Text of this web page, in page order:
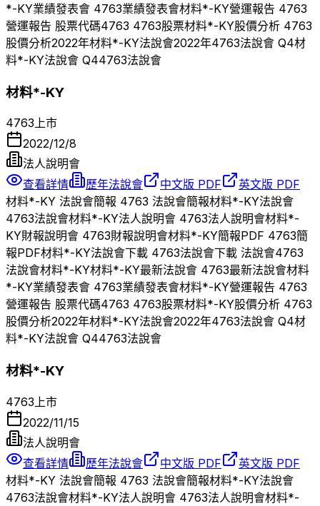
*-KY業績發表會 4763業績發表會材料*-KY營運報告 4763
營運報告 股票代碼4763 4763股票材料*-KY股價分析 4763
股價分析2022年材料*-KY法說會2022年4763法說會 Q4材
料*-KY法說會 Q44763法說會
材料*-KY
4763上市
2022/12/8
法人說明會
查看詳情
歷年法說會 中文版 PDF
英文版 PDF
材料*-KY 法說會簡報 4763 法說會簡報材料*-KY法說會
4763法說會材料*-KY法人說明會 4763法人說明會材料*-
KY財報說明會 4763財報說明會材料*-KY簡報PDF 4763簡
報PDF材料*-KY法說會下載 4763法說會下載 法說會4763
法說會材料*-KY材料*-KY最新法說會 4763最新法說會材料
*-KY業績發表會 4763業績發表會材料*-KY營運報告 4763
營運報告 股票代碼4763 4763股票材料*-KY股價分析 4763
股價分析2022年材料*-KY法說會2022年4763法說會 Q4材
料*-KY法說會 Q44763法說會
材料*-KY
4763 上市
2022/11/15
法人說明會
查看詳情
歷年法說會 中文版 PDF
英文版 PDF
材料*-KY 法說會簡報 4763 法說會簡報材料*-KY法說會
4763法說會材料*-KY法人說明會 4763法人說明會材料*-